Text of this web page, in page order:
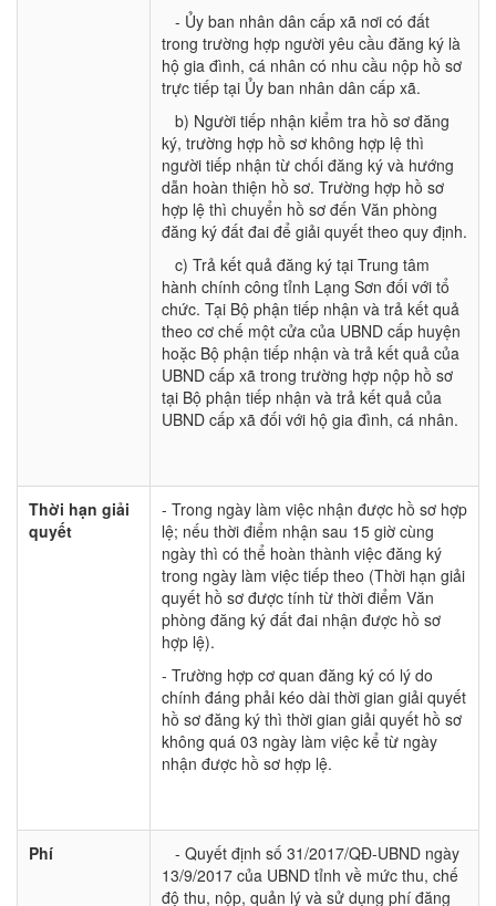
- Ủy ban nhân dân cấp xã nơi có đất
trong trường hợp người yêu cầu đăng ký là
hộ gia đình, cá nhân có nhu cầu nộp hồ sơ
trực tiếp tại Ủy ban nhân dân cấp xã.
b) Người tiếp nhận kiểm tra hồ sơ đăng
ký, trường hợp hồ sơ không hợp lệ thì
người tiếp nhận từ chối đăng ký và hướng
dẫn hoàn thiện hồ sơ. Trường hợp hồ sơ
hợp lệ thì chuyển hồ sơ đến Văn phòng
đăng ký đất đai để giải quyết theo quy định.
c) Trả kết quả đăng ký tại Trung tâm
hành chính công tỉnh Lạng Sơn đối với tổ
chức. Tại Bộ phận tiếp nhận và trả kết quả
theo cơ chế một cửa của UBND cấp huyện
hoặc Bộ phận tiếp nhận và trả kết quả của
UBND cấp xã trong trường hợp nộp hồ sơ
tại Bộ phận tiếp nhận và trả kết quả của
UBND cấp xã đối với hộ gia đình, cá nhân.
Thời hạn giải
quyết
- Trong ngày làm việc nhận được hồ sơ hợp
lệ; nếu thời điểm nhận sau 15 giờ cùng
ngày thì có thể hoàn thành việc đăng ký
trong ngày làm việc tiếp theo (Thời hạn giải
quyết hồ sơ được tính từ thời điểm Văn
phòng đăng ký đất đai nhận được hồ sơ
hợp lệ).
- Trường hợp cơ quan đăng ký có lý do
chính đáng phải kéo dài thời gian giải quyết
hồ sơ đăng ký thì thời gian giải quyết hồ sơ
không quá 03 ngày làm việc kể từ ngày
nhận được hồ sơ hợp lệ.
Phí
- Quyết định số 31/2017/QĐ-UBND ngày
13/9/2017 của UBND tỉnh về mức thu, chế
độ thu, nộp, quản lý và sử dụng phí đăng